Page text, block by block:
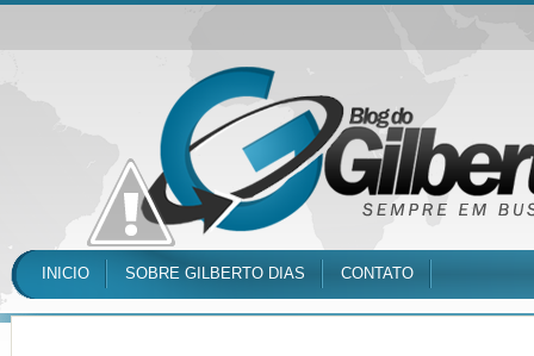
INICIO SOBRE GILBERTO DIAS CONTATO